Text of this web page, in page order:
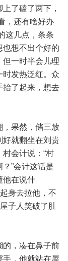
了磕了两下，
，还有啥好办
这几点，条条
也想不出个好的
但一时半会儿理
时发热泛红。众
抬了起来，想去
，果然，储三放
好就翻坐在刘贵
会计说：“村
”会计这话是
他在说什
身去拉他，不
子人笑破了肚
的，凑在鼻子前
手，他就站在屋